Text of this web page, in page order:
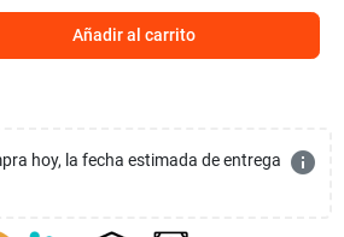
Añadir al carrito
hoy, la fecha estimada de entrega info